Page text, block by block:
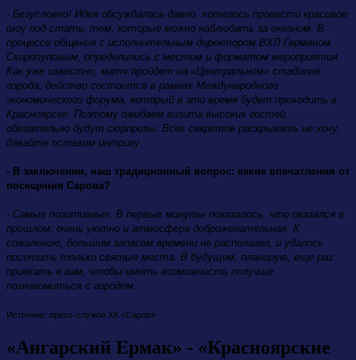
- Безусловно! Идея обсуждалась давно, хотелось провести красивое
шоу под стать, тем, которые можно наблюдать за океаном. В
процессе общения с исполнительным директором ВХЛ Германом
Скоропуповым, определились с местом и форматом мероприятия.
Как уже известно, матч пройдет на «Центральном» стадионе
города, действо состоится в рамках Международного
экономического форума, который в это время будет проходить в
Красноярске. Поэтому ожидаем визита высоких гостей,
обязательно будут сюрпризы. Всех секретов раскрывать не хочу,
давайте оставим интригу.
- В заключении, наш традиционный вопрос: какие впечатления от
посещения Сарова?
- Самые позитивные. В первые минуты показалось, что оказался в
прошлом: очень уютно и атмосфера доброжелательная. К
сожалению, большим запасом времени не располагал, и удалось
посетить только святые места. В будущем, планирую, еще раз
приехать к вам, чтобы иметь возможность получше
познакомиться с городом.
Источник: пресс-служба ХК «Саров»
«Ангарский Ермак» - «Красноярские